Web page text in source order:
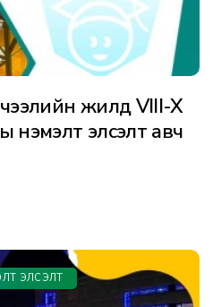
жилд VIII-X
нэмэлт элсэлт авч
ЭЛСЭЛТ